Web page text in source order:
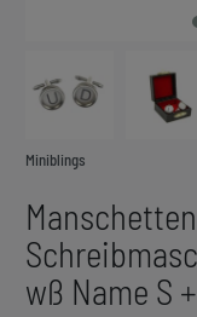
Miniblings
wß Name S